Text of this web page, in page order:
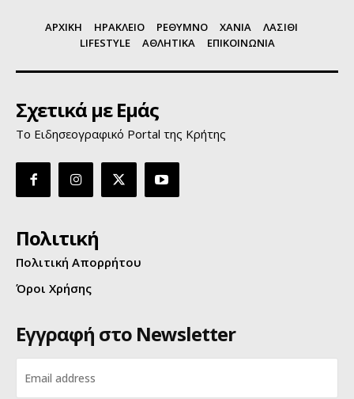
ΑΡΧΙΚΗ ΗΡΑΚΛΕΙΟ ΡΕΘΥΜΝΟ ΧΑΝΙΑ
ΛΑΣΙΘΙ
LIFESTYLE
ΑΘΛΗΤΙΚΑ ΕΠΙΚΟΙΝΩΝΙΑ
Σχετικά με Εμάς
Το Ειδησεογραφικό Portal της Κρήτης
Πολιτική
Πολιτική Απορρήτου
Όροι Χρήσης
Εγγραφή στο Newsletter